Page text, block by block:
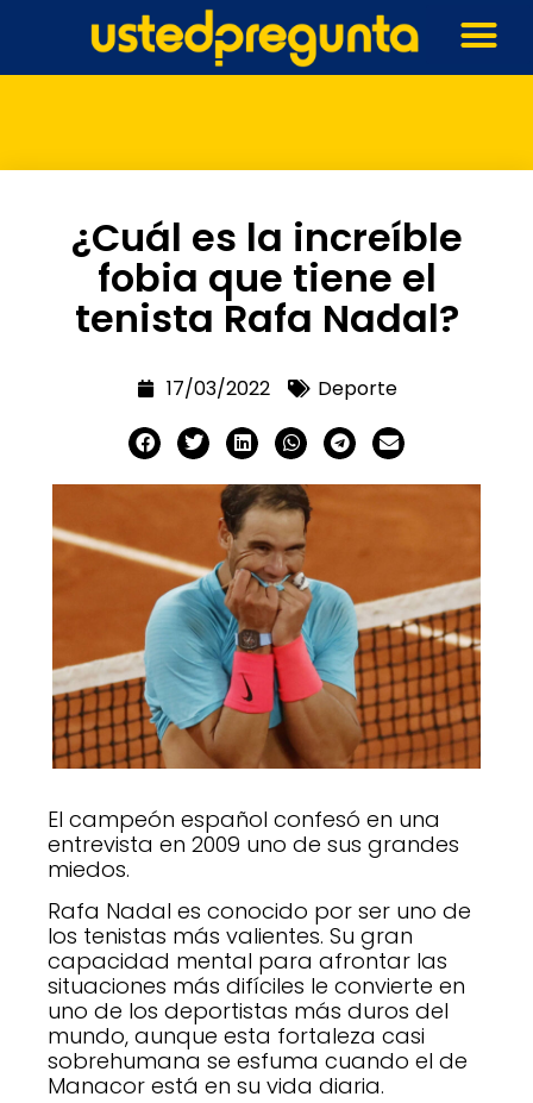
¿Cuál es la increíble
fobia que tiene el
tenista Rafa Nadal?
17/03/2022 Deporte
El campeón español confesó en una
entrevista en 2009 uno de sus grandes
miedos.
Rafa Nadal es conocido por ser uno de
los tenistas más valientes. Su gran
capacidad mental para afrontar las
situaciones más difíciles le convierte en
uno de los deportistas más duros del
mundo, aunque esta fortaleza casi
sobrehumana se esfuma cuando el de
Manacor está en su vida diaria.